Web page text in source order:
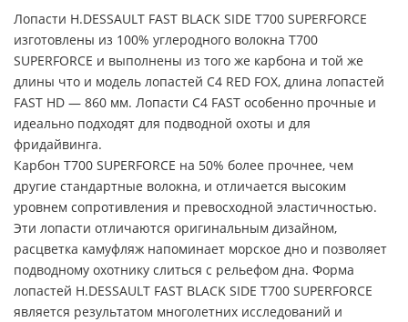
Лопасти H.DESSAULT FAST BLACK SIDE T700 SUPERFORCE
изготовлены из 100% углеродного волокна T700
SUPERFORCE и выполнены из того же карбона и той же
длины что и модель лопастей C4 RED FOX, длина лопастей
FAST HD — 860 мм. Лопасти C4 FAST особенно прочные и
идеально подходят для подводной охоты и для
фридайвинга.
Карбон T700 SUPERFORCE на 50% более прочнее, чем
другие стандартные волокна, и отличается высоким
уровнем сопротивления и превосходной эластичностью.
Эти лопасти отличаются оригинальным дизайном,
расцветка камуфляж напоминает морское дно и позволяет
подводному охотнику слиться с рельефом дна. Форма
лопастей H.DESSAULT FAST BLACK SIDE T700 SUPERFORCE
является результатом многолетних исследований и